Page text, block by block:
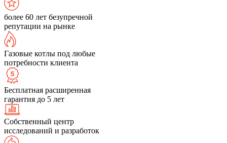
более 60 лет безупречной
репутации на рынке
Газовые котлы под любые
потребности клиента
Бесплатная расширенная
гарантия до 5 лет
Собственный центр
исследований и разработок